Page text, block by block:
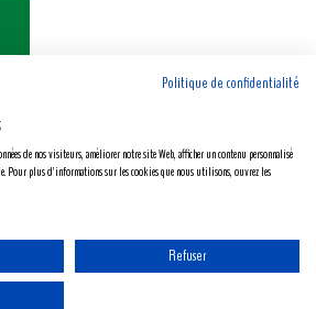
Politique de confidentialité
de nos visiteurs, améliorer notre site Web, afficher un contenu personnalisé
Pour plus d'informations sur les cookies que nous utilisons, ouvrez les
Refuser